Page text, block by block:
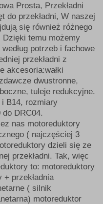
Prosta, Przekładni
do przekładni, W naszej
się również różnego
Dzięki temu możemy
potrzeb i fachowe
przekładni z
akcesoria:wałki
dwustronne,
tuleje redukcyjne.
i B14, rozmiary
do DRC04.
nas motoreduktory
( najczęściej 3
dzieli się ze
przekładni. Tak, więc
to: motoreduktory
przekładnia
( silnik
motoreduktor